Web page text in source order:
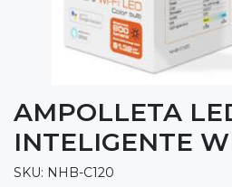
AMPOLLETA
INTELIGENTE
SKU: NHB-C120